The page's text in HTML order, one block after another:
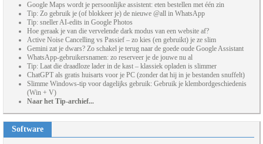
Google Maps wordt je persoonlijke assistent: eten bestellen met één zin
Tip: Zo gebruik je (of blokkeer je) de nieuwe @all in WhatsApp
Tip: sneller AI-edits in Google Photos
Hoe geraak je van die vervelende dark modus van een website af?
Active Noise Cancelling vs Passief – zo kies (en gebruikt) je ze slim
Gemini zat je dwars? Zo schakel je terug naar de goede oude Google Assistant
WhatsApp-gebruikersnamen: zo reserveer je de jouwe nu al
Tip: Laat die draadloze lader in de kast – klassiek opladen is slimmer
ChatGPT als gratis huisarts voor je PC (zonder dat hij in je bestanden snuffelt)
Slimme Windows-tip voor dagelijks gebruik: Gebruik je klembordgeschiedenis
(Win + V)
Naar het Tip-archief...
Software